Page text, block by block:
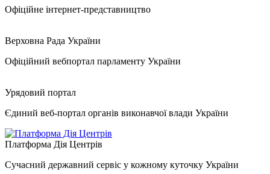
Офіційне інтернет-представництво
Верховна Рада України
Офіційний вебпортал парламенту України
Урядовий портал
Єдиний веб-портал органів виконавчої влади України
Платформа Дія Центрів
Сучасний державний сервіс у кожному куточку України